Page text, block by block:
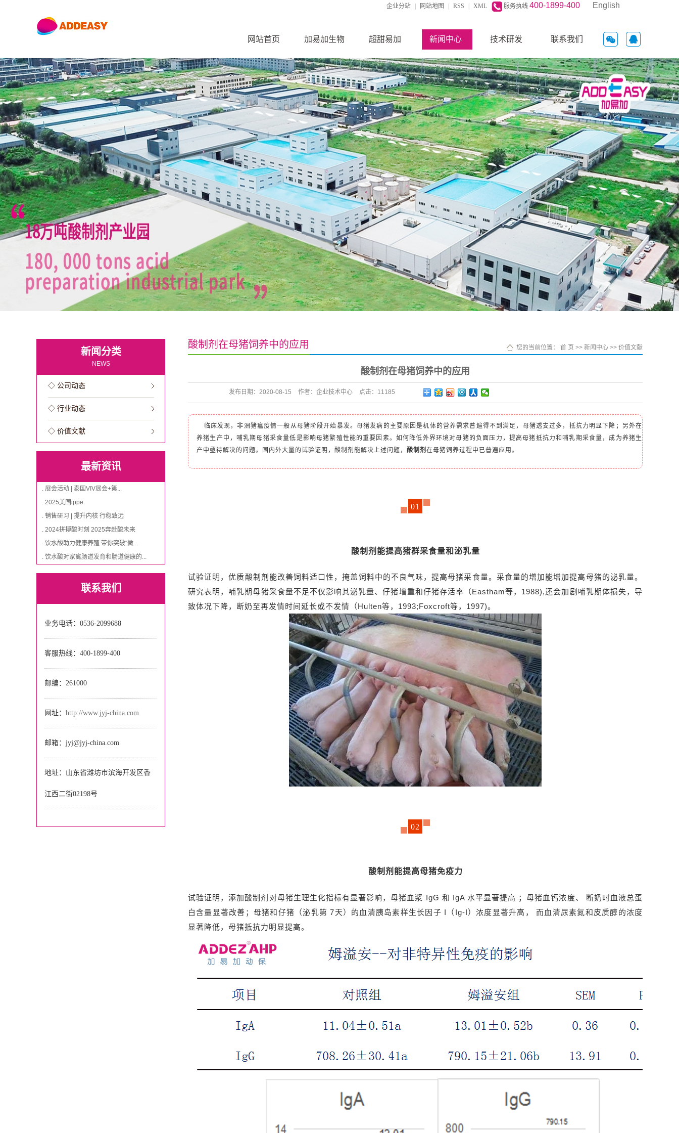
企业分站 网站地图 RSS XML 服务执线 400-1899-400 English
网站首页 加易加生物 超甜易加 新闻中心 技术研发 联系我们
新闻分类
NEWS
◇ 公司动态
◇ 行业动态
◇ 价值文献
最新资讯
. 展会活动 | 泰国VIV展会+第...
. 2025美国ippe
. 销售研习 | 提升内核 行稳致远
. 2024拼搏酸时刻 2025奔赴酸未来
. 饮水酸助力健康养殖 带你突破“微...
. 饮水酸对家禽肠道发育和肠道健康的...
联系我们
业务电话：0536-2099688
客服热线： 400-1899-400
邮编：261000
网址： http://www.jyj-china.com
邮箱：jyj@jyj-china.com
地址：山东省潍坊市滨海开发区香
江西二街02198号
酸制剂在母猪饲养中的应用 您的当前位置： 首 页 >> 新闻中心 >> 价值文献
酸制剂在母猪饲养中的应用
发布日期： 2020-08-15 作者： 企业技术中心 点击： 11185
临床发现，非洲猪瘟疫情一般从母猪阶段开始暴发。母猪发病的主要原因是机体的营养需求普遍得不到满足，母猪透支过多，抵抗力明显下降；另外在
养猪生产中，哺乳期母猪采食量低是影响母猪繁殖性能的重要因素。如何降低外界环境对母猪的负面压力，提高母猪抵抗力和哺乳期采食量，成为养猪生
产中亟待解决的问题。国内外大量的试验证明，酸制剂能解决上述问题， 酸制剂 在母猪饲养过程中已普遍应用。
01
酸制剂能提高猪群采食量和泌乳量
试验证明，优质酸制剂能改善饲料适口性，掩盖饲料中的不良气味，提高母猪采食量。采食量的增加能增加提高母猪的泌乳量。
研究表明，哺乳期母猪采食量不足不仅影响其泌乳量、仔猪增重和仔猪存活率（Eastham等，1988),还会加剧哺乳期体损失，导
致体况下降，断奶至再发情时间延长或不发情（Hulten等，1993;Foxcroft等，1997)。
02
酸制剂能提高母猪免疫力
试验证明，添加酸制剂对母猪生理生化指标有显著影响，母猪血浆 IgG 和 IgA 水平显著提高 ；母猪血钙浓度、 断奶时血液总蛋
白含量显著改善；母猪和仔猪（泌乳第 7天）的血清胰岛素样生长因子 I（Ig-I）浓度显著升高， 而血清尿素氮和皮质醇的浓度
显著降低，母猪抵抗力明显提高。